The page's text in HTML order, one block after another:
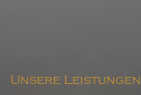
Unsere Leistungen